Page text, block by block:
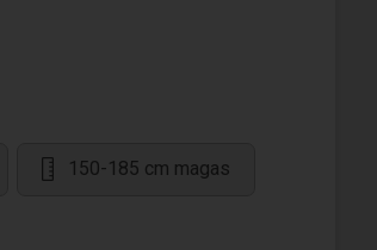
150-185 cm magas